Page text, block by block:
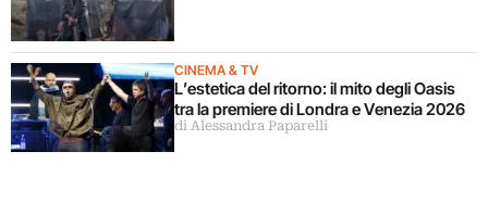
CINEMA & TV
L’estetica del ritorno: il mito degli Oasis
tra la premiere di Londra e Venezia 2026
di Alessandra Paparelli